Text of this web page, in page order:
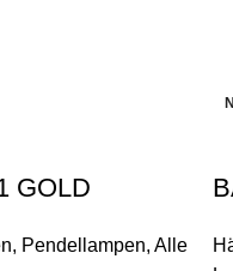
GOLD
, Pendellampen, Alle